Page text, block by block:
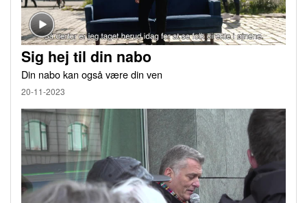
Sig hej til din nabo
Din nabo kan også være din ven
20-11-2023